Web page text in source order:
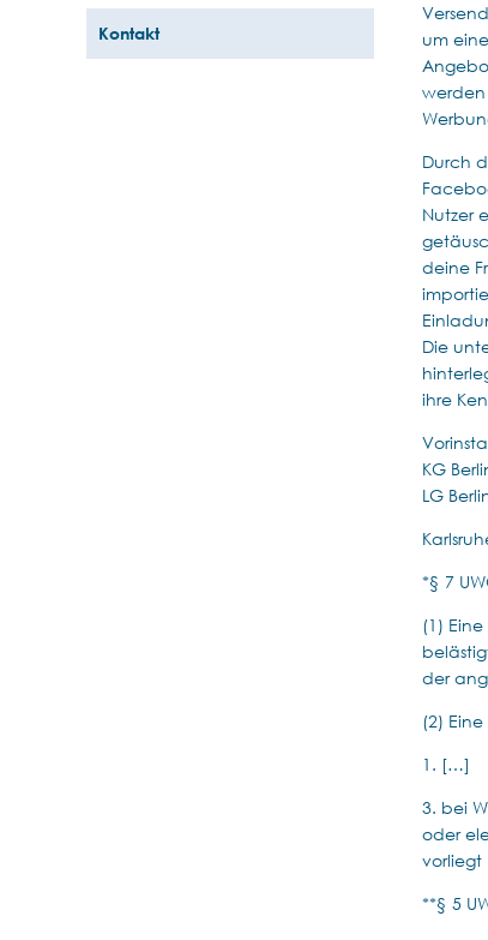
Kontakt
um
werden
Durch
Nutzer
deine
Die
ihre
KG
LG
*§ 7
(1)
der
(2)
1. […]
3. bei
oder
**§ 5